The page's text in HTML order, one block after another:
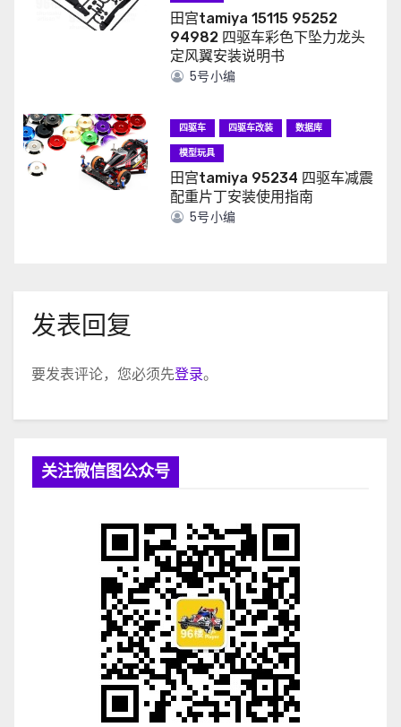
田宫tamiya 15115 95252
94982 四驱车彩色下坠力龙头
定风翼安装说明书
5号小编
四驱车 四驱车改装
数据库
模型玩具
田宫tamiya 95234 四驱车减震
配重片丁安装使用指南
5号小编
发表回复
要发表评论，您必须先登录。
关注微信图公众号